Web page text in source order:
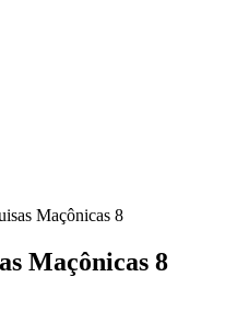
Maçônicas 8
Maçônicas 8